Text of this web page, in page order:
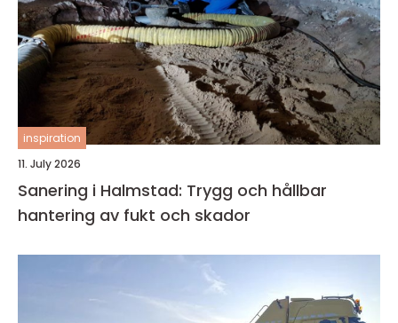
inspiration
11. July 2026
Sanering i Halmstad: Trygg och hållbar
hantering av fukt och skador